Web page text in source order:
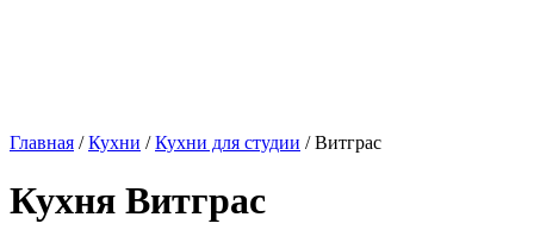
Главная /Кухни /Кухни для студии / Витграс
Кухня Витграс